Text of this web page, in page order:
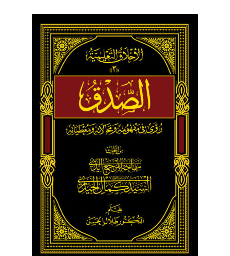
برگه نمونه
برگه نمونه
ثبت شکایات
حساب کاربری من
سبد خرید